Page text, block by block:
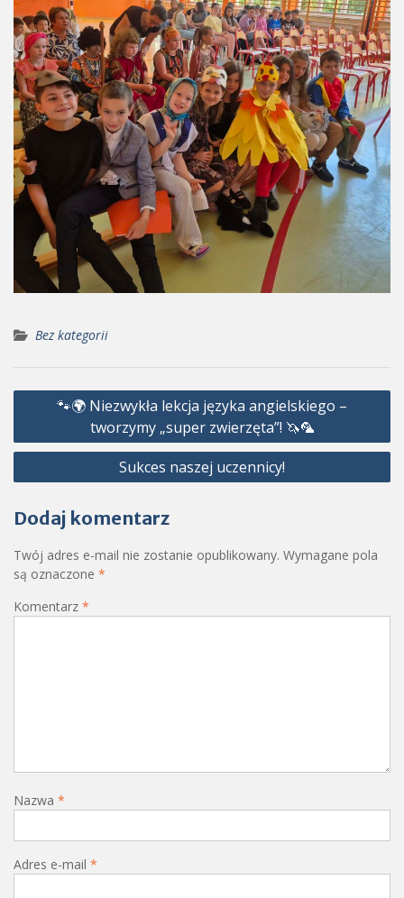
Bez kategorii
Nawigacja
🐾🌍 Niezwykła lekcja języka angielskiego –
tworzymy „super zwierzęta”! 🦄🦜
Sukces naszej uczennicy!
Dodaj komentarz
Twój adres e-mail nie zostanie opublikowany. Wymagane pola
są oznaczone *
Komentarz *
Nazwa *
Adres e-mail *